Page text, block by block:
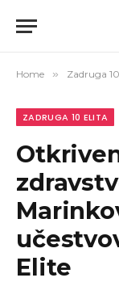
Home » Zadruga
ZADRUGA 10 ELITA
Elite